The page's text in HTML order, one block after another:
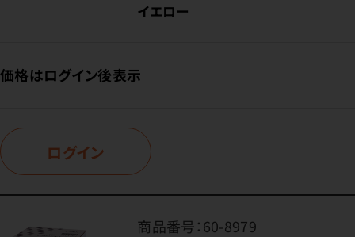
イエロー
価格はログイン後表示
ログイン
商品番号：60-8979